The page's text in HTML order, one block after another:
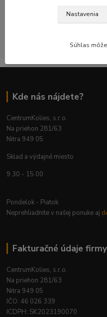
bezpečnosť a použiteľnosť
263785 registrovanej na ÚPV
Kde nás nájdete?
CentrumKolies, s.r.o.
Na priehon 281/63
Nitra 949 05
Sklad a výdajné miesto
9.30 - 15.00
Pondelok - Piatok
Neprehliadnite v našej ponuke aj
Fakturačné údaje firmy
CentrumKolies, s.r.o.
Na priehon 281/63
Nitra 949 05
IČO: 46 026 339
ICDPH: SK2023190070
Nastavenia
Súhlas